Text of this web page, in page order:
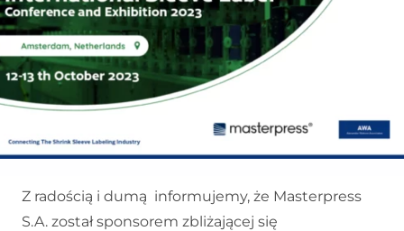
Z radością i dumą informujemy, że Masterpress
S.A. został sponsorem zbliżającej się